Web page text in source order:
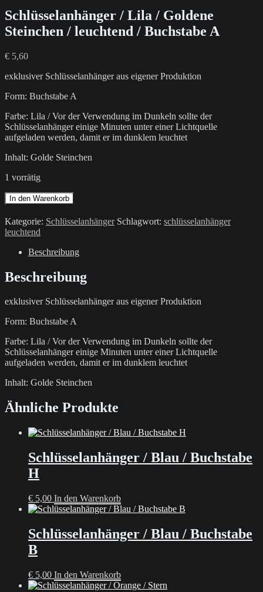
Schlüsselanhänger / Lila / Goldene
Steinchen / leuchtend / Buchstabe A
€ 5,60
exklusiver Schlüsselanhänger aus eigener Produktion
Form: Buchstabe A
Farbe: Lila / Vor der Verwendung im Dunkeln sollte der
Schlüsselanhänger einige Minuten unter einer Lichtquelle
aufgeladen werden, damit er im dunklem leuchtet
Inhalt: Golde Steinchen
1 vorrätig
Schlüsselanhänger
/
Lila
/
Goldene
Steinchen
leuchtend
/
A
In den Warenkorb
Kategorie: Schlüsselanhänger Schlagwort: schlüsselanhänger
leuchtend
Beschreibung
Beschreibung
exklusiver Schlüsselanhänger aus eigener Produktion
Form: Buchstabe A
Farbe: Lila / Vor der Verwendung im Dunkeln sollte der
Schlüsselanhänger einige Minuten unter einer Lichtquelle
aufgeladen werden, damit er im dunklem leuchtet
Inhalt: Golde Steinchen
Ähnliche Produkte
Schlüsselanhänger / Blau / Buchstabe
H
€ 5,00 In den Warenkorb
Schlüsselanhänger / Blau / Buchstabe
B
€ 5,00 In den Warenkorb